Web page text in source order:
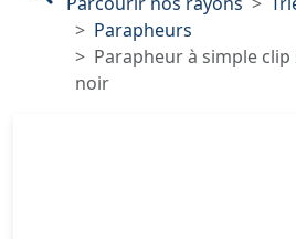
Parapheurs
Parapheur à simple
noir